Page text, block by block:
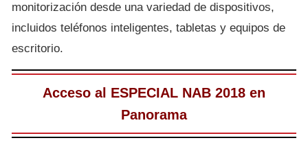
monitorización desde una variedad de dispositivos,
incluidos teléfonos inteligentes, tabletas y equipos de
escritorio.
Acceso al ESPECIAL NAB 2018 en
Panorama